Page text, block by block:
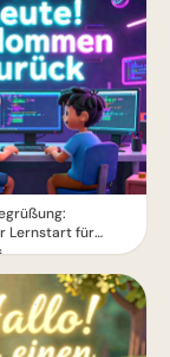
Lernstart für